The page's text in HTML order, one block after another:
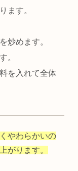
ます。
炒めます。
。
を入れて全体
やわらかいの
がります。